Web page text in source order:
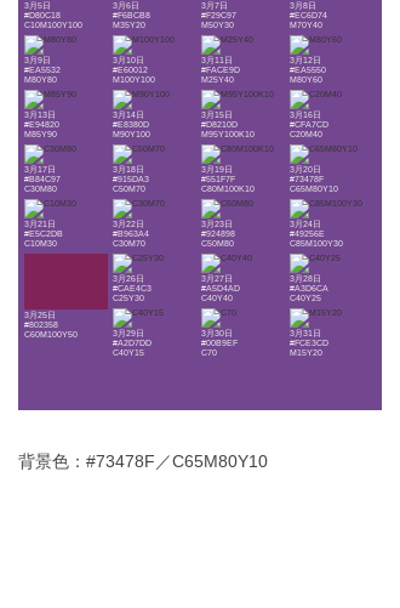
3月5日
#D80C18
C10M100Y100
3月6日
#F6BCB8
M35Y20
3月7日
#F29C97
M50Y30
3月8日
#EC6D74
M70Y40
3月9日
#EA5532
M80Y80
3月10日
#E60012
M100Y100
3月11日
#FACE9D
M25Y40
3月12日
#EA5550
M80Y60
3月13日
#E94820
M85Y90
3月14日
#E8380D
M90Y100
3月15日
#D8210D
M95Y100K10
3月16日
#CFA7CD
C20M40
3月17日
#B84C97
C30M80
3月18日
#915DA3
C50M70
3月19日
#551F7F
C80M100K10
3月20日
#73478F
C65M80Y10
3月21日
#E5C2DB
C10M30
3月22日
#B963A4
C30M70
3月23日
#924898
C50M80
3月24日
#49256E
C85M100Y30
3月25日
#802358
C60M100Y50
3月26日
#CAE4C3
C25Y30
3月27日
#A5D4AD
C40Y40
3月28日
#A3D6CA
C40Y25
3月29日
#A2D7DD
C40Y15
3月30日
#00B9EF
C70
3月31日
#FCE3CD
M15Y20
背景色：#73478F／C65M80Y10